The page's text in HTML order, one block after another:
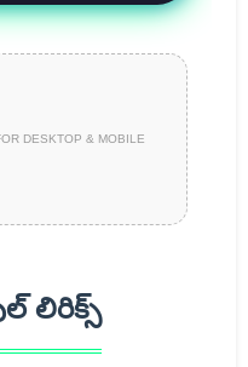
DESKTOP & MOBILE
లిరిక్స్